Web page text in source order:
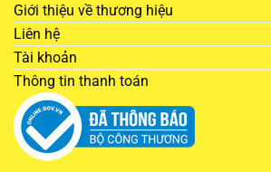
Giới thiệu về thương hiệu
Liên hệ
Tài khoản
Thông tin thanh toán